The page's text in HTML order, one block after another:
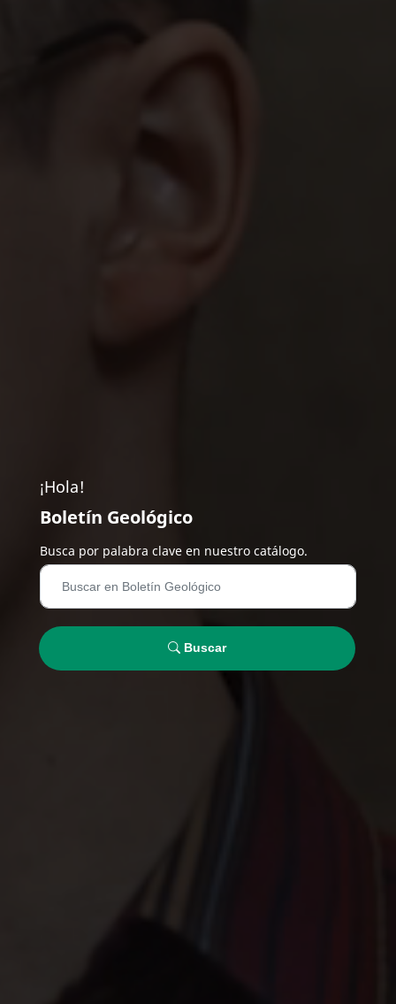
¡Hola!
Boletín Geológico
Busca por palabra clave en nuestro catálogo.
Buscar